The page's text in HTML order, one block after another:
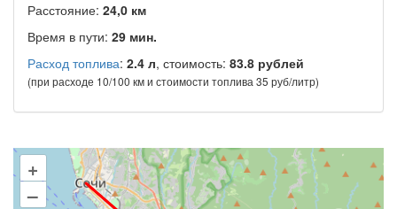
Расстояние: 24,0 км
Время в пути: 29 мин.
Расход топлива: 2.4 л, стоимость: 83.8 рублей
(при расходе 10/100 км и стоимости топлива 35 руб/литр)
+
–